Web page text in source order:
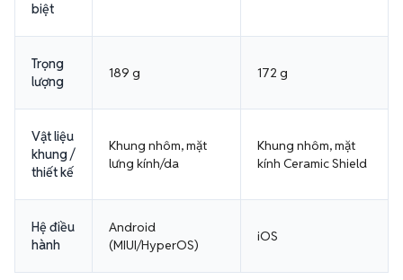
biệt
Trọng
lượng
189 g 172 g
Vật liệu
khung /
thiết kế
Khung nhôm, mặt
lưng kính/da
Khung nhôm, mặt
kính Ceramic Shield
Hệ điều
hành
Android
(MIUI/HyperOS)
iOS